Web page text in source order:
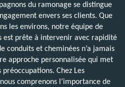
du ramonage se distingue
envers ses clients. Que
les environs, notre équipe de
est prête à intervenir avec rapidité
conduits et cheminées n’a jamais
approche personnalisée qui met
Chez Les
comprenons l’importance de